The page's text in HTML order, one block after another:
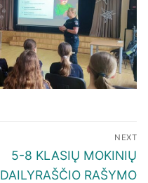
NEXT
Next
post:
5-8 KLASIŲ MOKINIŲ
DAILYRAŠČIO RAŠYMO